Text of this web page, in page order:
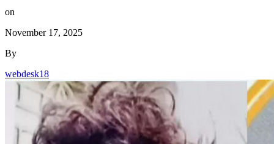
on
November 17, 2025
By
webdesk18